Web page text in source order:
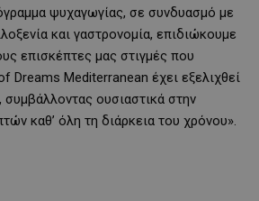
ψυχαγωγίας, σε συνδυασμό με
και γαστρονομία, επιδιώκουμε
επισκέπτες μας στιγμές που
Dreams Mediterranean έχει εξελιχθεί
ουσιαστικά στην
καθ’ όλη τη διάρκεια του χρόνου».